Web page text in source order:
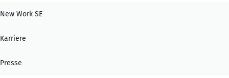
New Work SE
Karriere
Presse